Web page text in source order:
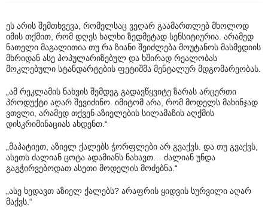
ეს არის შემთხვევა, რომელსაც ვეღარ გაამართლებ მხოლოდ
იმის თქმით, რომ დღეს ხალხი ზედმეტად სენსიტიურია. არამედ
ნათელი მაგალითია თუ რა ზიანი შეიძლება მოუტანოს მასმედიის
მხრიდან ასე პოპულარიზებულ და ხშირად რეალობას
მოკლებული სტანდარტების ფეტიშმა მენტალურ მდგომარეობას.
„ამ რეკლამის ნახვის შემდეგ გადავწყვიტე ზარას არცერთი
პროდუქტი აღარ შევიძინო. იმიტომ არა, რომ მოდელს მახინჯად
ვთვლი, არამედ თქვენ აზიელების სილამაზის აღქმის
დისკრიმინაციას ახდენთ.“
„მაპატიეთ, აზიელ ქალებს ჭორფლები არ გვაქვს. და თუ გვაქვს,
ასეთს ძალიან ცოტა ადამიანს ნახავთ… ძალიან უნდა
გაგჭირვებოდათ ასეთი მოდელის მოძებნა.“
„ასე ხედავთ აზიელ ქალებს? არაფრის ყიდვის სურვილი აღარ
მაქვს.“